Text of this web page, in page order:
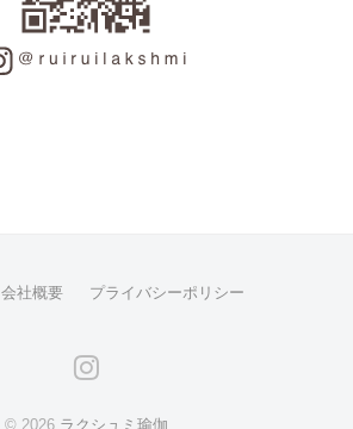
会社概要 プライバシーポリシー
instagram
© 2026 ラクシュミ瑜伽